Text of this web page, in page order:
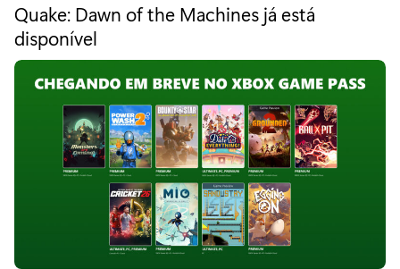
n
d
o
a
o
G
a
m
t
e
o
Quake: Dawn of the Machines já está
disponível